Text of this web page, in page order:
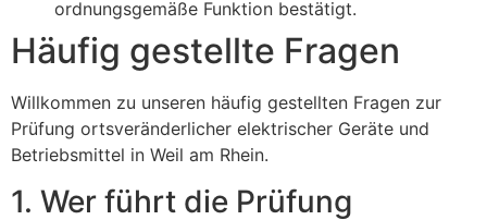
ordnungsgemäße Funktion bestätigt.
Häufig gestellte Fragen
Willkommen zu unseren häufig gestellten Fragen zur
Prüfung ortsveränderlicher elektrischer Geräte und
Betriebsmittel in Weil am Rhein.
1. Wer führt die Prüfung